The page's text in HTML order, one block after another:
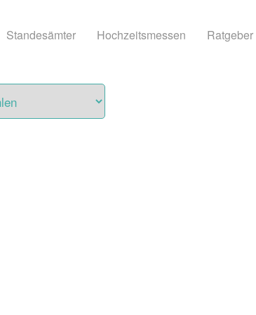
Standesämter Hochzeitsmessen Ratgeber